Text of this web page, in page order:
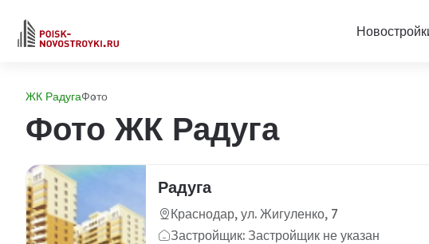
ЖК РадугаФото
Фото ЖК Радуга
Радуга
Краснодар, ул. Жигуленко, 7
Застройщик: Застройщик не указан